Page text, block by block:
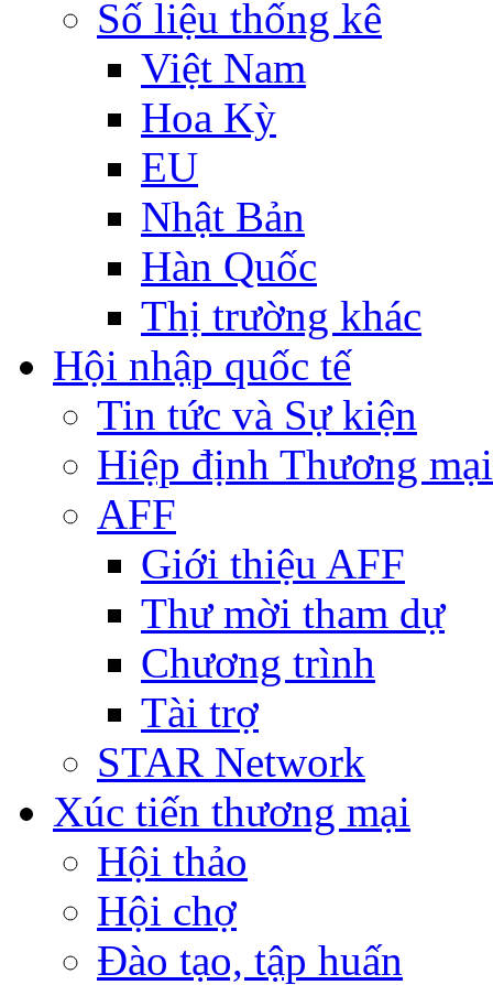
Số liệu thống kê
Việt Nam
Hoa Kỳ
EU
Nhật Bản
Hàn Quốc
Thị trường khác
Hội nhập quốc tế
Tin tức và Sự kiện
Hiệp định Thương
AFF
Giới thiệu AFF
Thư mời tham dự
Chương trình
Tài trợ
STAR Network
Xúc tiến thương mại
Hội thảo
Hội chợ
Đào tạo, tập huấn